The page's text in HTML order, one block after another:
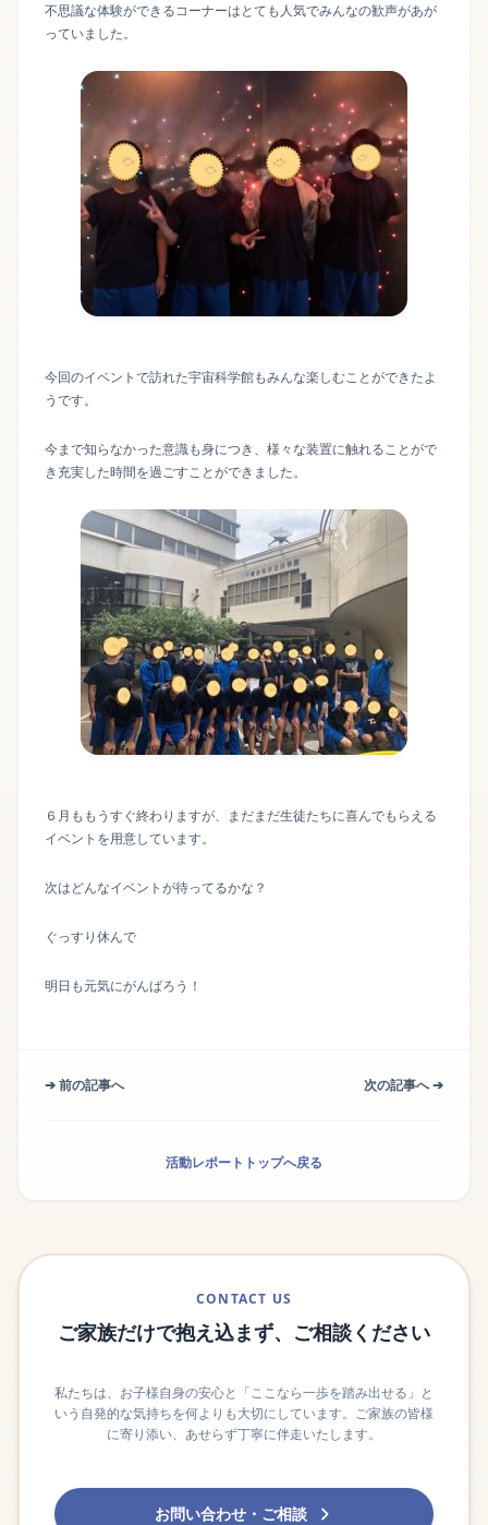
不思議な体験ができるコーナーはとても人気でみんなの歓声があが
っていました。
今回のイベントで訪れた宇宙科学館もみんな楽しむことができたよ
うです。
今まで知らなかった意識も身につき、様々な装置に触れることがで
き充実した時間を過ごすことができました。
６月ももうすぐ終わりますが、まだまだ生徒たちに喜んでもらえる
イベントを用意しています。
次はどんなイベントが待ってるかな？
ぐっすり休んで
明日も元気にがんばろう！
➔ 前の記事へ 次の記事へ ➔
活動レポートトップへ戻る
CONTACT US
ご家族だけで抱え込まず、ご相談ください
私たちは、お子様自身の安心と「ここなら一歩を踏み出せる」と
いう自発的な気持ちを何よりも大切にしています。ご家族の皆様
に寄り添い、あせらず丁寧に伴走いたします。
お問い合わせ・ご相談